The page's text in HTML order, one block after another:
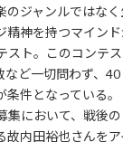
のジャンルではな
精神を持つマイン
スト。このコンテ
など一切問わず、
件となっている。
集において、戦後
故内田裕也さんを